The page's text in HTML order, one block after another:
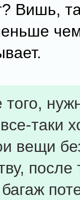
Вишь,
таки
вещи
после